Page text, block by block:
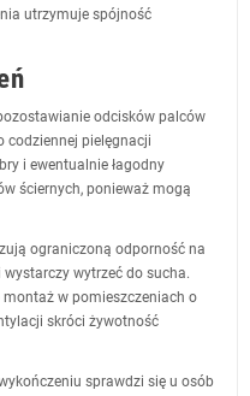
utrzymuje spójność
odcisków palców
codziennej pielęgnacji
i ewentualnie łagodny
ściernych, ponieważ mogą
ograniczoną odporność na
wytrzeć do sucha.
montaż w pomieszczeniach o
skróci żywotność
sprawdzi się u osób